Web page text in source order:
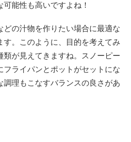
能性も高いですよね！
どの汁物を作りたい場合に最適な
す。このように、目的を考えてみ
類が見えてきますね。スノーピー
フライパンとポットがセットにな
調理もこなすバランスの良さがあ